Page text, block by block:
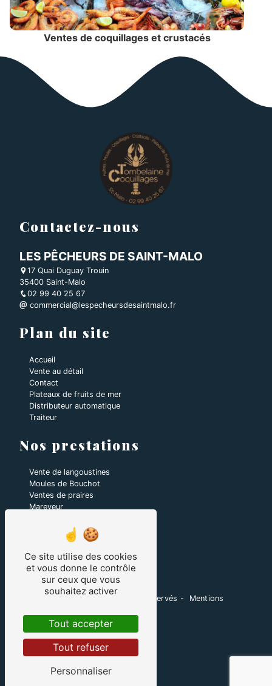
Ventes de coquillages et crustacés
Contactez-nous
LES PÊCHEURS DE SAINT-MALO
17 Quai Duguay Trouin
35400 Saint-Malo
02 99 40 25 67
commercial@lespecheursdesaintmalo.fr
Plan du site
Accueil
Vente au détail
Contact
Plateaux de fruits de mer
Distributeur automatique
Traiteur
Nos prestations
Vente de langoustines
Moules de Bouchot
Ventes de praires
Mareyeur
Plateaux de fruits de mer
Ventes de Homards
Vente d'huîtres
Ventes de coquillages et crustacés
- 2026 - Tous droits réservés -
Mentions
Ce site utilise des cookies
et vous donne le contrôle
sur ceux que vous
souhaitez activer
Tout accepter
Tout refuser
Personnaliser